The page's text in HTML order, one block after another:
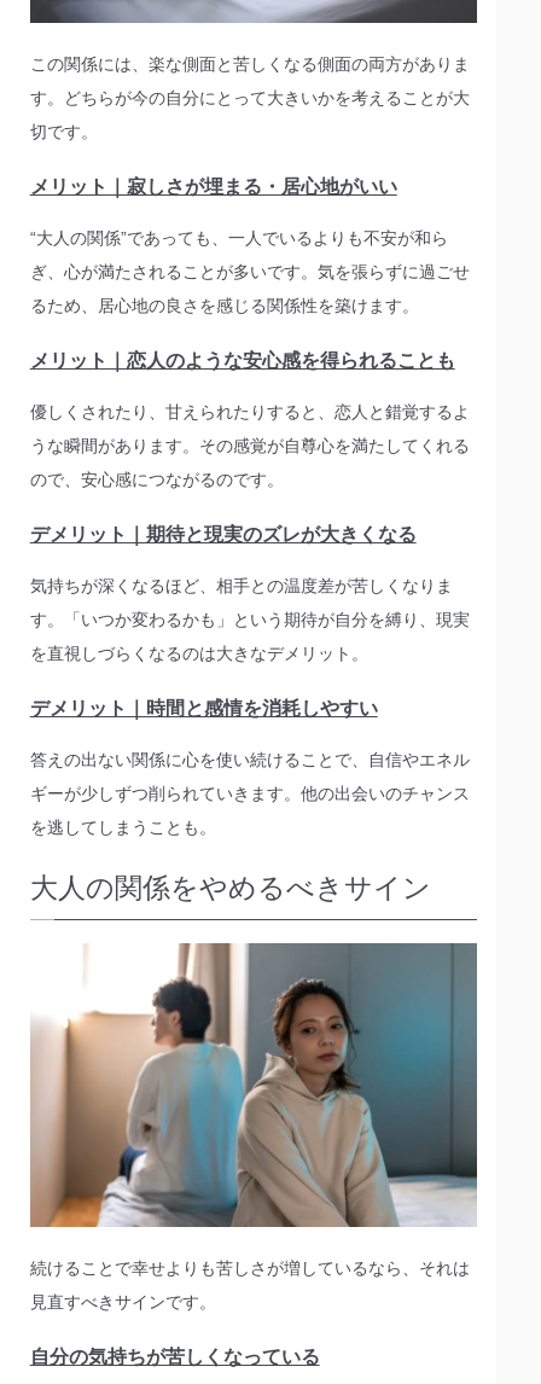
この関係には、楽な側面と苦しくなる側面の両方がありま
す。どちらが今の自分にとって大きいかを考えることが大
切です。
メリット｜寂しさが埋まる・居心地がいい
“大人の関係”であっても、一人でいるよりも不安が和ら
ぎ、心が満たされることが多いです。気を張らずに過ごせ
るため、居心地の良さを感じる関係性を築けます。
メリット｜恋人のような安心感を得られることも
優しくされたり、甘えられたりすると、恋人と錯覚するよ
うな瞬間があります。その感覚が自尊心を満たしてくれる
ので、安心感につながるのです。
デメリット｜期待と現実のズレが大きくなる
気持ちが深くなるほど、相手との温度差が苦しくなりま
す。「いつか変わるかも」という期待が自分を縛り、現実
を直視しづらくなるのは大きなデメリット。
デメリット｜時間と感情を消耗しやすい
答えの出ない関係に心を使い続けることで、自信やエネル
ギーが少しずつ削られていきます。他の出会いのチャンス
を逃してしまうことも。
大人の関係をやめるべきサイン
続けることで幸せよりも苦しさが増しているなら、それは
見直すべきサインです。
自分の気持ちが苦しくなっている